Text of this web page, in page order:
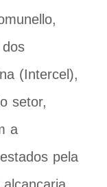
(Intercel),
setor,
a
pela